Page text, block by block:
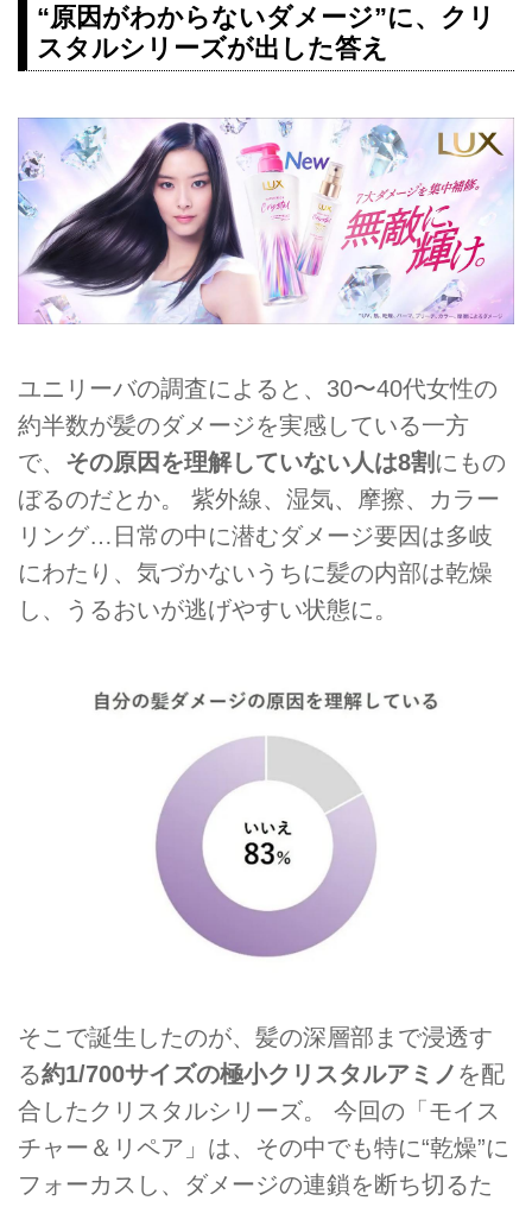
“原因がわからないダメージ”に、クリ
スタルシリーズが出した答え
ユニリーバの調査によると、30〜40代女性の
約半数が髪のダメージを実感している一方
で、 その原因を理解していない人は8割 にもの
ぼるのだとか。 紫外線、湿気、摩擦、カラー
リング…日常の中に潜むダメージ要因は多岐
にわたり、気づかないうちに髪の内部は乾燥
し、うるおいが逃げやすい状態に。
そこで誕生したのが、髪の深層部まで浸透す
る約1/700サイズの極小クリスタルアミノ を配
合したクリスタルシリーズ。 今回の「モイス
チャー＆リペア」は、その中でも特に“乾燥”に
フォーカスし、ダメージの連鎖を断ち切るた